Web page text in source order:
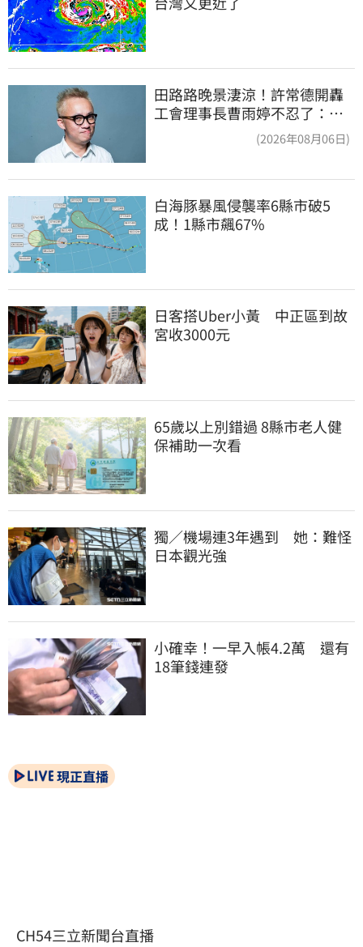
田路路晚景淒涼！許常德開轟
工會理事長曹雨婷不忍了：別
(2026年08月06日)
白海豚暴風侵襲率6縣市破5
成！1縣市飆67%
日客搭Uber小黃　中正區到故
宮收3000元
65歲以上別錯過 8縣市老人健
保補助一次看
獨／機場連3年遇到　她：難怪
日本觀光強
小確幸！一早入帳4.2萬　還有
18筆錢連發
現正直播
CH54三立新聞台直播